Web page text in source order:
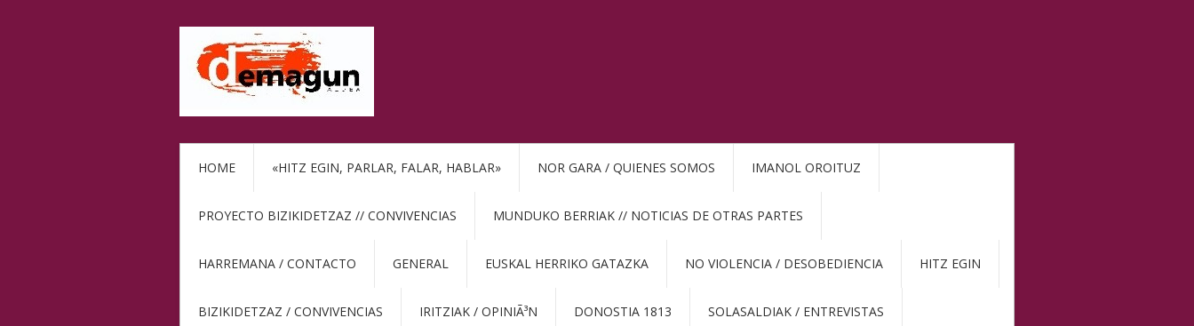
HOME «HITZ EGIN, PARLAR, FALAR, HABLAR» NOR GARA / QUIENES SOMOS IMANOL OROITUZ
PROYECTO BIZIKIDETZAZ // CONVIVENCIAS MUNDUKO BERRIAK // NOTICIAS DE OTRAS PARTES
HARREMANA / CONTACTO GENERAL EUSKAL HERRIKO GATAZKA NO VIOLENCIA / DESOBEDIENCIA HITZ EGIN
BIZIKIDETZAZ / CONVIVENCIAS IRITZIAK / OPINIÃ³N DONOSTIA 1813 SOLASALDIAK / ENTREVISTAS